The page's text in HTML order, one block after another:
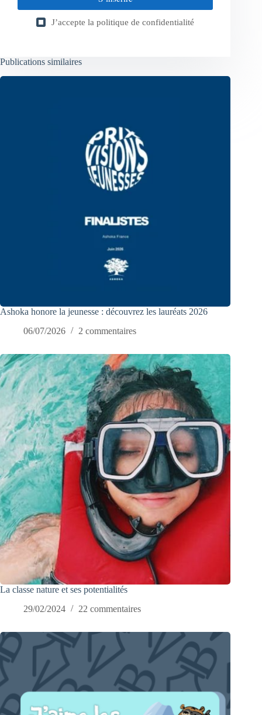
J’accepte la politique de confidentialité
Publications similaires
Ashoka honore la jeunesse : découvrez les lauréats 2026
06/07/2026
2 commentaires
La classe nature et ses potentialités
29/02/2024
22 commentaires